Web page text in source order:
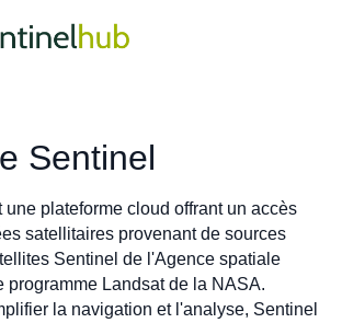
Sentinel
une plateforme cloud offrant un accès
satellitaires provenant de sources
Sentinel de l'Agence spatiale
programme Landsat de la NASA.
la navigation et l'analyse, Sentinel